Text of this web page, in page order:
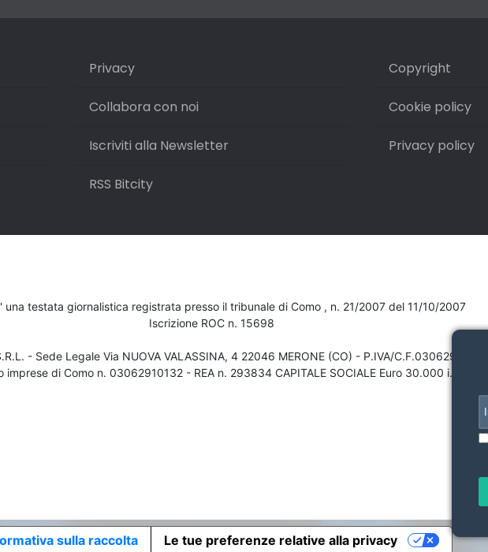
Privacy
Collabora con noi
Iscriviti alla Newsletter
RSS Bitcity
Copyright
Cookie policy
Privacy policy
una testata giornalistica registrata presso il tribunale di Como , n. 21/2007 del 11/10/2007
Iscrizione ROC n. 15698
- Sede Legale Via NUOVA VALASSINA, 4 22046 MERONE (CO) - P.IVA/C.F.03062910132
imprese di Como n. 03062910132 - REA n. 293834 CAPITALE SOCIALE Euro 30.000 i.v.
sulla raccolta Le tue preferenze relative alla privacy